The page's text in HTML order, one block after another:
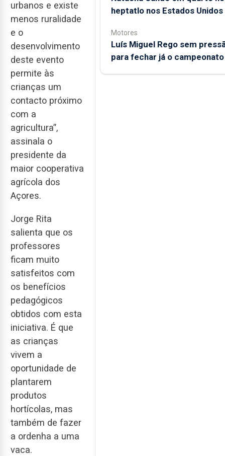
urbanos e existe
menos ruralidade
e o
desenvolvimento
deste evento
permite às
crianças um
contacto próximo
com a
agricultura”,
assinala o
presidente da
maior cooperativa
agrícola dos
Açores.
Jorge Rita
salienta que os
professores
ficam muito
satisfeitos com
os benefícios
pedagógicos
obtidos com esta
iniciativa. É que
as crianças
vivem a
oportunidade de
plantarem
produtos
hortícolas, mas
também de fazer
a ordenha a uma
vaca.
heptatlo nos Estados Unidos
Motores
Luís Miguel Rego sem
para fechar já o campeonato